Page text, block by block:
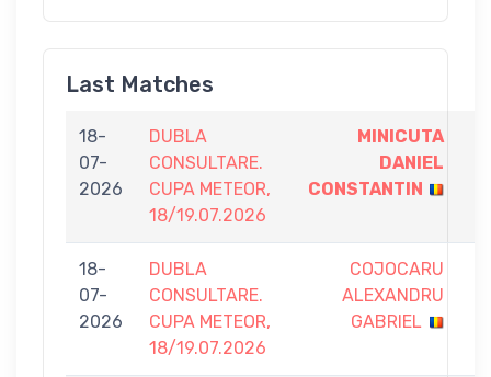
Last Matches
18-
07-
2026
DUBLA
CONSULTARE.
CUPA METEOR,
18/19.07.2026
MINICUTA
DANIEL
CONSTANTIN
18-
07-
2026
DUBLA
CONSULTARE.
CUPA METEOR,
18/19.07.2026
COJOCARU
ALEXANDRU
GABRIEL